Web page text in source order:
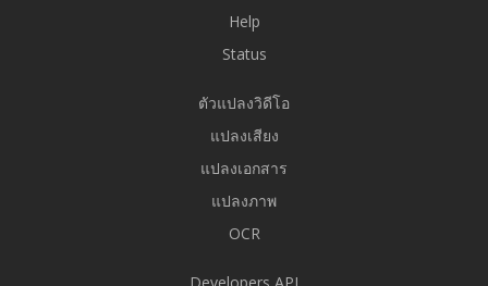
Help
Status
ตัวแปลงวิดีโอ
แปลงเสียง
แปลงเอกสาร
แปลงภาพ
OCR